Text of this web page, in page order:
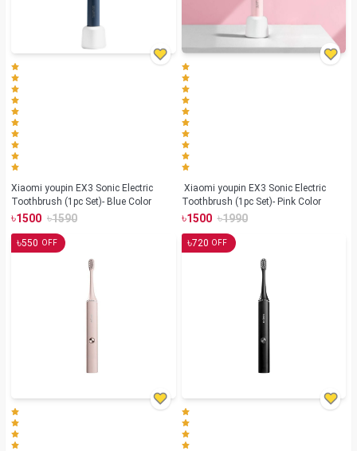
Xiaomi youpin EX3 Sonic Electric
Toothbrush (1pc Set)- Blue Color
৳1500 ৳1590
Toothbrush (1pc Set)- Pink Color
৳1500 ৳1990
৳550 OFF ৳720 OFF